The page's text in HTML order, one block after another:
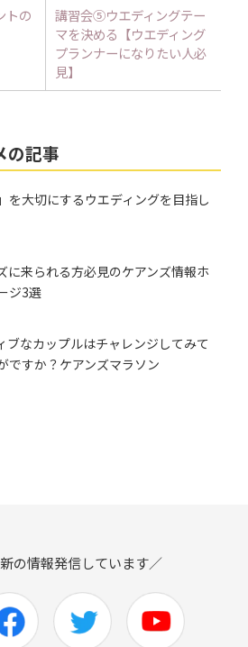
トの
講習会⑤ウエディングテー
マを決める【ウエディング
プランナーになりたい人必
見】
の記事
を大切にするウエディングを目指し
に来られる方必見のケアンズ情報ホ
ジ3選
ブなカップルはチャレンジしてみて
ですか？ケアンズマラソン
の情報発信しています／